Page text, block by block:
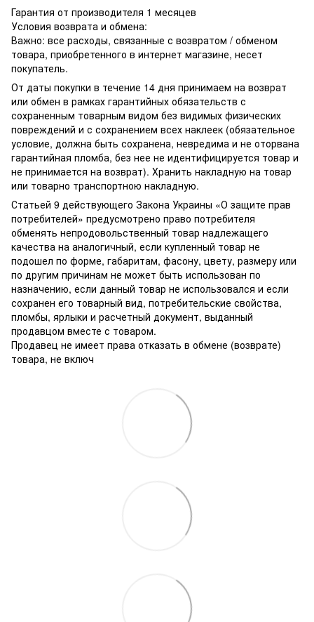
Гарантия от производителя 1 месяцев
Условия возврата и обмена:
Важно: все расходы, связанные с возвратом / обменом
товара, приобретенного в интернет магазине, несет
покупатель.
От даты покупки в течение 14 дня принимаем на возврат
или обмен в рамках гарантийных обязательств с
сохраненным товарным видом без видимых физических
повреждений и с сохранением всех наклеек (обязательное
условие, должна быть сохранена, невредима и не оторвана
гарантийная пломба, без нее не идентифицируется товар и
не принимается на возврат). Хранить накладную на товар
или товарно транспортною накладную.
Статьей 9 действующего Закона Украины «О защите прав
потребителей» предусмотрено право потребителя
обменять непродовольственный товар надлежащего
качества на аналогичный, если купленный товар не
подошел по форме, габаритам, фасону, цвету, размеру или
по другим причинам не может быть использован по
назначению, если данный товар не использовался и если
сохранен его товарный вид, потребительские свойства,
пломбы, ярлыки и расчетный документ, выданный
продавцом вместе с товаром.
Продавец не имеет права отказать в обмене (возврате)
товара, не включ